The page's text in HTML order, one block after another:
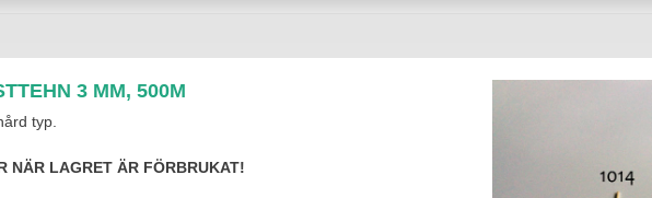
3 MM, 500M
typ.
NÄR LAGRET ÄR FÖRBRUKAT!